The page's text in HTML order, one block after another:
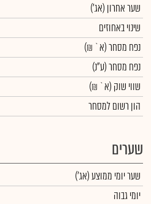
שער אחרון (אג')
שינוי באחוזים
נפח מסחר(א` ₪)
נפח מסחר(ע"נ)
שווי שוק (א` ₪)
הון רשום למסחר
שערים
שער יומי ממוצע(אג')
יומי גבוה